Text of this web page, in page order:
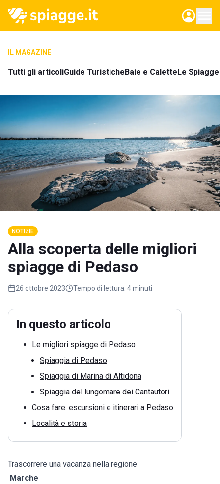
IL MAGAZINE
Tutti gli articoliGuide TuristicheBaie e CaletteLe
NOTIZIE
Alla scoperta delle migliori
spiagge di Pedaso
26 ottobre 2023 Tempo di lettura: 4 minuti
In questo articolo
Le migliori spiagge di Pedaso
Spiaggia di Pedaso
Spiaggia di Marina di Altidona
Spiaggia del lungomare dei Cantautori
Cosa fare: escursioni e itinerari a Pedaso
Località e storia
Trascorrere una vacanza nella regione
Marche